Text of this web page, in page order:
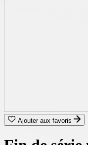
Ajouter aux favoris